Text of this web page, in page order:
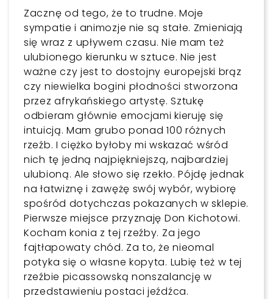
Zacznę od tego, że to trudne. Moje
sympatie i animozje nie są stałe. Zmieniają
się wraz z upływem czasu. Nie mam też
ulubionego kierunku w sztuce. Nie jest
ważne czy jest to dostojny europejski brąz
czy niewielka bogini płodności stworzona
przez afrykańskiego artystę. Sztukę
odbieram głównie emocjami kieruję się
intuicją. Mam grubo ponad 100 różnych
rzeźb. I ciężko byłoby mi wskazać wśród
nich tę jedną najpiękniejszą, najbardziej
ulubioną. Ale słowo się rzekło. Pójdę jednak
na łatwiznę i zawężę swój wybór, wybiorę
spośród dotychczas pokazanych w sklepie.
Pierwsze miejsce przyznaję Don Kichotowi.
Kocham konia z tej rzeźby. Za jego
fajtłapowaty chód. Za to, że nieomal
potyka się o własne kopyta. Lubię też w tej
rzeźbie picassowską nonszalancję w
przedstawieniu postaci jeźdźca.